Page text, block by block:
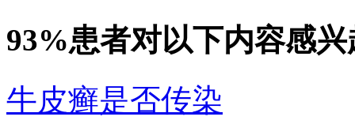
93%患者对以下内容感兴
牛皮癣是否传染